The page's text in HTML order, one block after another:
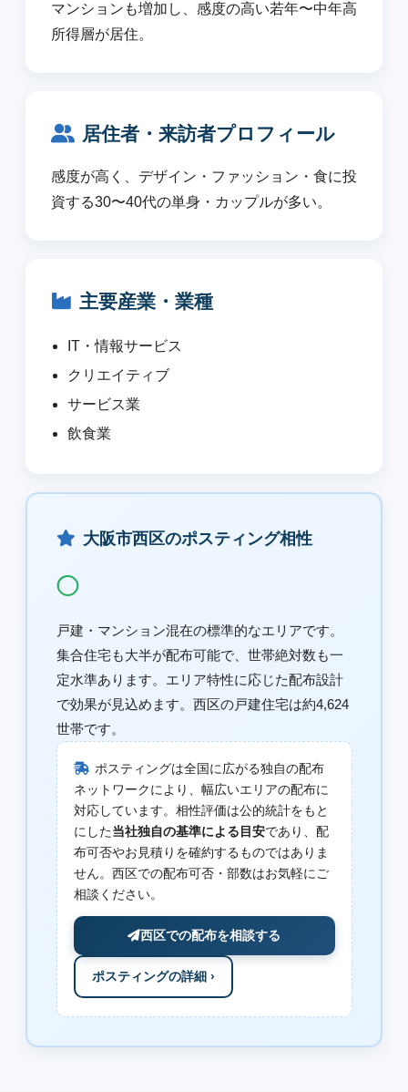
マンションも増加し、感度の高い若年〜中年高
所得層が居住。
居住者・来訪者プロフィール
感度が高く、デザイン・ファッション・食に投
資する30〜40代の単身・カップルが多い。
主要産業・業種
IT・情報サービス
クリエイティブ
サービス業
飲食業
大阪市西区のポスティング相性
◯
戸建・マンション混在の標準的なエリアです。
集合住宅も大半が配布可能で、世帯絶対数も一
定水準あります。エリア特性に応じた配布設計
で効果が見込めます。西区の戸建住宅は約4,624
世帯です。
ポスティングは全国に広がる独自の配布
ネットワークにより、幅広いエリアの配布に
対応しています。相性評価は公的統計をもと
にした当社独自の基準による目安であり、配
布可否やお見積りを確約するものではありま
せん。西区での配布可否・部数はお気軽にご
相談ください。
西区での配布を相談する
ポスティングの詳細 ›